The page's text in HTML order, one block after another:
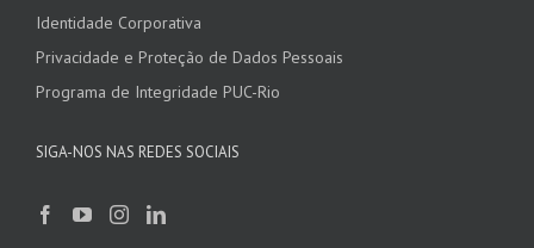
Identidade Corporativa
Privacidade e Proteção de Dados Pessoais
Programa de Integridade PUC-Rio
SIGA-NOS NAS REDES SOCIAIS